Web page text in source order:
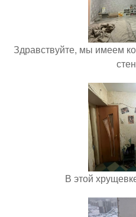
Здравствуйте, мы имеем
В этой